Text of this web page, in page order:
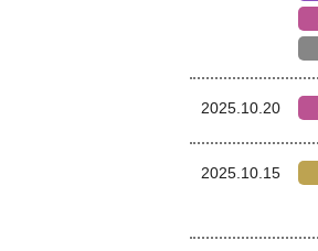
2025.10.20
2025.10.15